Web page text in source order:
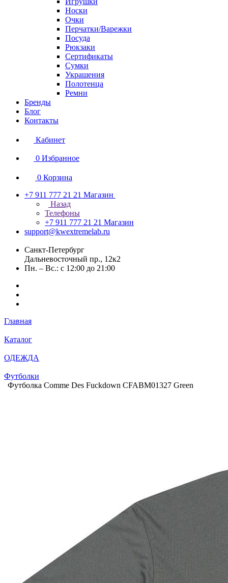
Носки
Очки
Перчатки/Варежки
Посуда
Рюкзаки
Сертификаты
Сумки
Украшения
Полотенца
Ремни
Бренды
Блог
Контакты
Кабинет
0 Избранное
0 Корзина
+7 911 777 21 21 Магазин
Назад
Телефоны
+7 911 777 21 21 Магазин
support@kwextremelab.ru
Санкт-Петербург
Дальневосточный пр., 12к2
Пн. – Вс.: с 12:00 до 21:00
Главная
Каталог
ОДЕЖДА
Футболки
Футболка Comme Des Fuckdown CFABM01327 Green